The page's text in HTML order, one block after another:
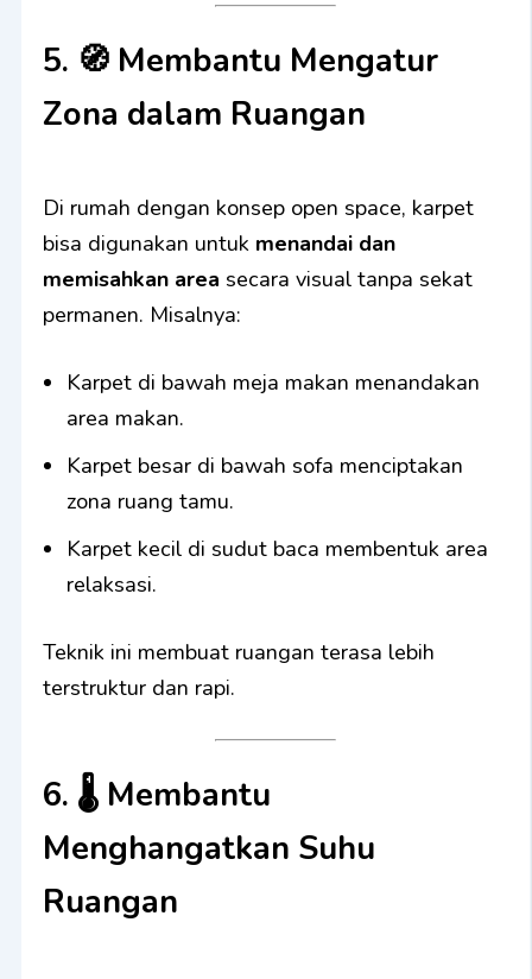
5. 🧭 Membantu Mengatur
Zona dalam Ruangan
Di rumah dengan konsep open space, karpet
bisa digunakan untuk menandai dan
memisahkan area secara visual tanpa sekat
permanen. Misalnya:
Karpet di bawah meja makan menandakan
area makan.
Karpet besar di bawah sofa menciptakan
zona ruang tamu.
Karpet kecil di sudut baca membentuk area
relaksasi.
Teknik ini membuat ruangan terasa lebih
terstruktur dan rapi.
6. 🌡️ Membantu
Menghangatkan Suhu
Ruangan